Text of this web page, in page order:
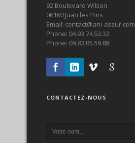
92 Boulevard Wilson
06160 Juan les Pins
Email: contact@ani-assur.com
Phone: 04.93.74.52.32
Phone: 09.83.05.59.88
CONTACTEZ-NOUS